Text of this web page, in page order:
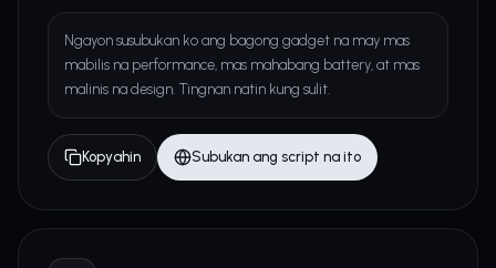
Ngayon susubukan ko ang bagong gadget na may mas
mabilis na performance, mas mahabang battery, at mas
malinis na design. Tingnan natin kung sulit.
Kopyahin Subukan ang script na ito